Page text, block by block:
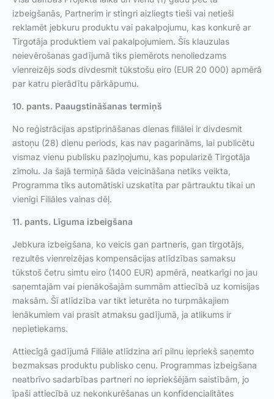
izbeigšanās, Partnerim ir stingri aizliegts tieši vai netieši
reklamēt jebkuru produktu vai pakalpojumu, kas konkurē ar
Tirgotāja produktiem vai pakalpojumiem. Šīs klauzulas
neievērošanas gadījumā tiks piemērots nenoliedzams
vienreizējs sods divdesmit tūkstošu eiro (EUR 20 000) apmērā
par katru pierādītu pārkāpumu.
10. pants. Paaugstināšanas termiņš
No reģistrācijas apstiprināšanas dienas filiālei ir divdesmit
astoņu (28) dienu periods, kas nav pagarināms, lai publicētu
vismaz vienu publisku paziņojumu, kas popularizē Tirgotāja
zīmolu. Ja šajā termiņā šāda veicināšana netiks veikta,
Programma tiks automātiski uzskatīta par pārtrauktu tikai un
vienīgi Filiāles vainas dēļ.
11. pants. Līguma izbeigšana
Jebkura izbeigšana, ko veicis gan partneris, gan tirgotājs,
rezultēs vienreizējas kompensācijas atlīdzības samaksu
tūkstoš četru simtu eiro (1400 EUR) apmērā, neatkarīgi no jau
saņemtajām vai pienākošajām summām attiecībā uz komisijas
maksām. Šī atlīdzība var tikt ieturēta no turpmākajiem
ienākumiem vai prasīt atmaksu gadījumā, ja atlikums ir
nepietiekams.
Attiecīgā gadījumā Filiāle atlīdzina arī pilnu iepriekš saņemto
bezmaksas produktu publisko cenu. Programmas izbeigšana
neatbrīvo sadarbības partneri no iepriekšējām saistībām, jo
īpaši attiecībā uz nekonkurēšanas un konfidencialitātes